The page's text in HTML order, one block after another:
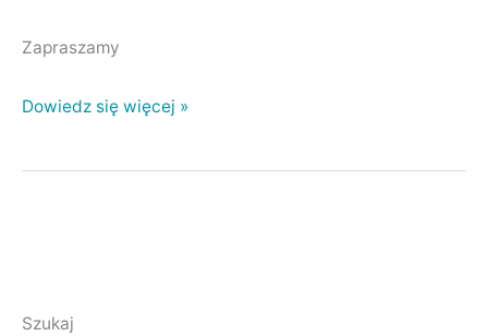
Zapraszamy
Dowiedz się więcej »
Szukaj